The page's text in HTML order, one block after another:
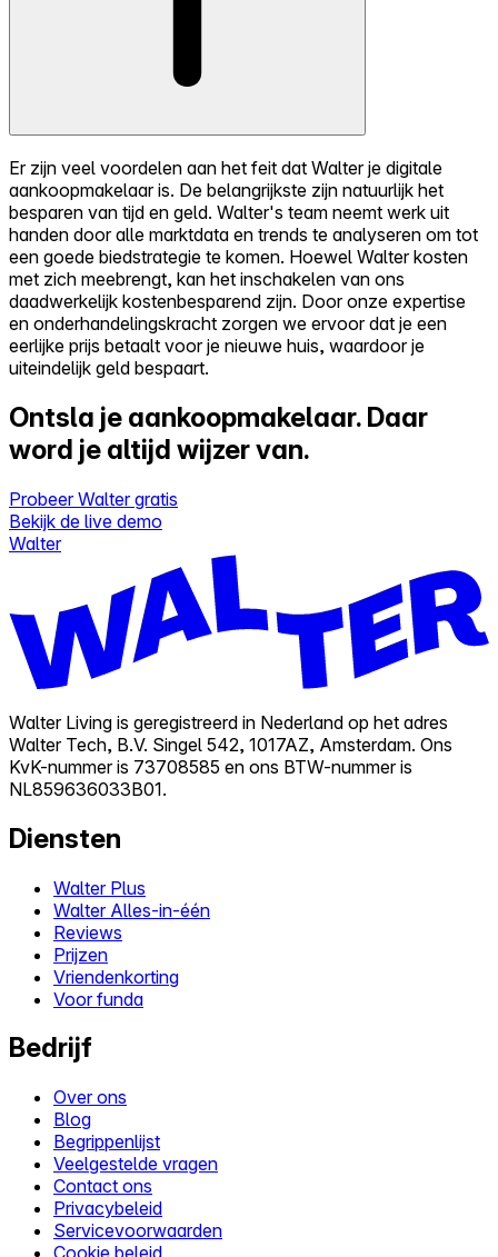
Er zijn veel voordelen aan het feit dat Walter je digitale
aankoopmakelaar is. De belangrijkste zijn natuurlijk het
besparen van tijd en geld. Walter's team neemt werk uit
handen door alle marktdata en trends te analyseren om tot
een goede biedstrategie te komen. Hoewel Walter kosten
met zich meebrengt, kan het inschakelen van ons
daadwerkelijk kostenbesparend zijn. Door onze expertise
en onderhandelingskracht zorgen we ervoor dat je een
eerlijke prijs betaalt voor je nieuwe huis, waardoor je
uiteindelijk geld bespaart.
Ontsla je aankoopmakelaar. Daar
word je altijd wijzer van.
Probeer Walter gratis
Bekijk de live demo
Walter
Walter Living is geregistreerd in Nederland op het adres
Walter Tech, B.V. Singel 542, 1017AZ, Amsterdam. Ons
KvK-nummer is 73708585 en ons BTW-nummer is
NL859636033B01.
Diensten
Walter Plus
Walter Alles-in-één
Reviews
Prijzen
Vriendenkorting
Voor funda
Bedrijf
Over ons
Blog
Begrippenlijst
Veelgestelde vragen
Contact ons
Privacybeleid
Servicevoorwaarden